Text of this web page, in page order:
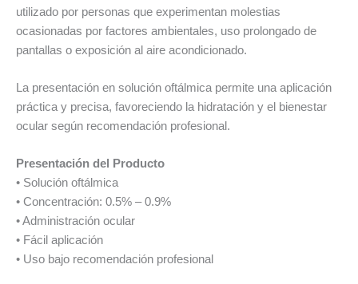
utilizado por personas que experimentan molestias
ocasionadas por factores ambientales, uso prolongado de
pantallas o exposición al aire acondicionado.
La presentación en solución oftálmica permite una aplicación
práctica y precisa, favoreciendo la hidratación y el bienestar
ocular según recomendación profesional.
Presentación del Producto
• Solución oftálmica
• Concentración: 0.5% – 0.9%
• Administración ocular
• Fácil aplicación
• Uso bajo recomendación profesional